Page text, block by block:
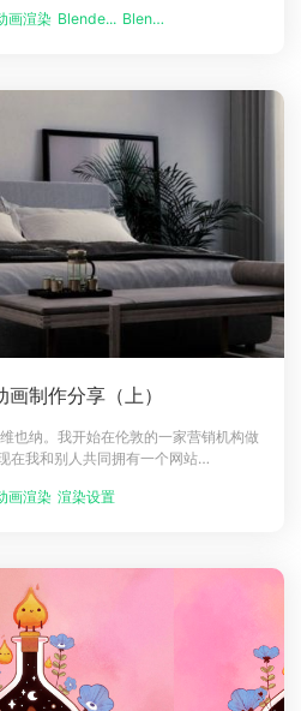
细节。灯光这个场景使用了HDRI
画渲染 Blende... Blende...
制作分享（上）
也纳。我开始在伦敦的一家营销机构做
在我和别人共同拥有一个网站
习，你绝对应该和那些从事这一行多年
画渲染 渲染设置